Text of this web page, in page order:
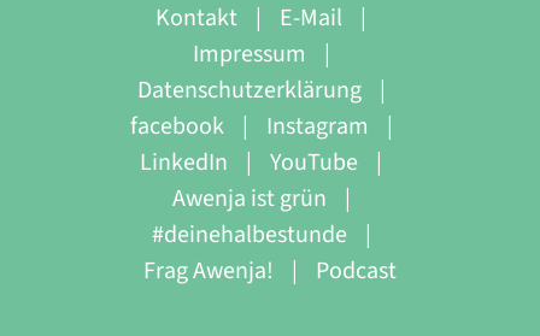
Kontakt
E-Mail
Impressum
Datenschutzerklärung
facebook
Instagram
LinkedIn
YouTube
Awenja ist grün
#deinehalbestunde
Frag Awenja!
Podcast